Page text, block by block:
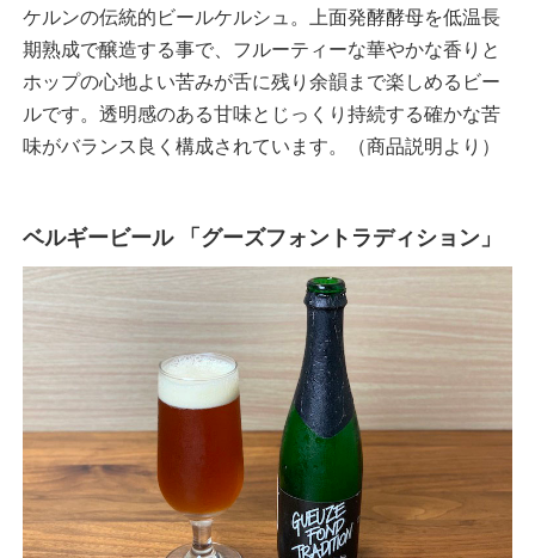
ケルンの伝統的ビールケルシュ。上面発酵酵母を低温長
期熟成で醸造する事で、フルーティーな華やかな香りと
ホップの心地よい苦みが舌に残り余韻まで楽しめるビー
ルです。透明感のある甘味とじっくり持続する確かな苦
味がバランス良く構成されています。（商品説明より）
ベルギービール 「グーズフォントラディション」